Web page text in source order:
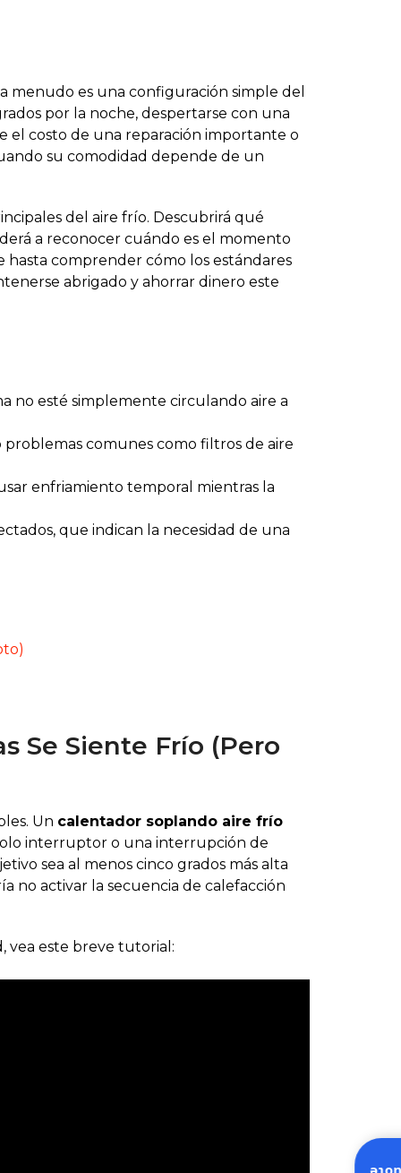
menudo es una configuración simple del
por la noche, despertarse con una
el costo de una reparación importante o
su comodidad depende de un
del aire frío. Descubrirá qué
a reconocer cuándo es el momento
comprender cómo los estándares
abrigado y ahorrar dinero este
no esté simplemente circulando aire a
comunes como filtros de aire
enfriamiento temporal mientras la
que indican la necesidad de una
Se Siente Frío (Pero
Un calentador soplando aire frío
interruptor o una interrupción de
sea al menos cinco grados más alta
no activar la secuencia de calefacción
vea este breve tutorial: